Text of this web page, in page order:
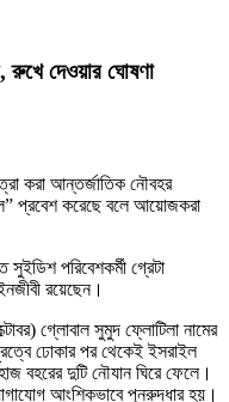
রুখে দেওয়ার ঘোষণা
করা আন্তর্জাতিক নৌবহর
প্রবেশ করেছে বলে আয়োজকরা
পরিবেশকর্মী গ্রেটা
রয়েছেন।
গ্লোবাল সুমুদ ফ্লোটিলা নামের
ঢোকার পর থেকেই ইসরাইল
বহরের দুটি নৌযান ঘিরে ফেলে।
আংশিকভাবে পুনরুদ্ধার হয়।